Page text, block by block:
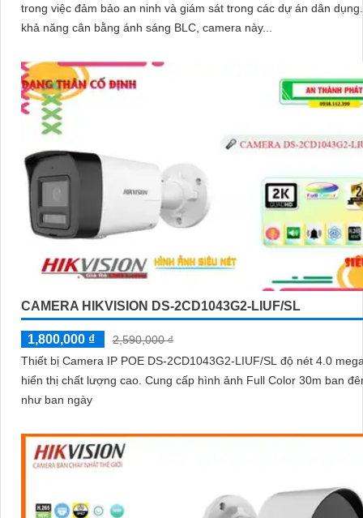
trong việc đảm bảo an ninh và giám sát trong các dự án dân dụng.
khả năng cân bằng ánh sáng BLC, camera này...
CAMERA HIKVISION DS-2CD1043G2-LIUF/SL
1,800,000 ₫
2,590,000 ₫
Thiết bị Camera IP POE DS-2CD1043G2-LIUF/SL độ nét 4.0
hiển thị chất lượng cao. Cung cấp hình ảnh Full Color 30m ban đêm giống
như ban ngày